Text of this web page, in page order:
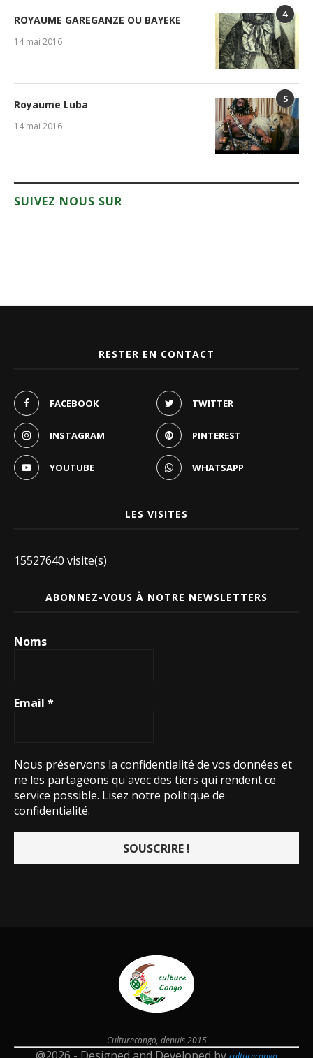
4
ROYAUME GAREGANZE OU BAYEKE
14 mai 2016
5
Royaume Luba
14 mai 2016
SUIVEZ NOUS SUR
RESTER EN CONTACT
FACEBOOK TWITTER
INSTAGRAM PINTEREST
YOUTUBE WHATSAPP
LES VISITES
15527640 visite(s)
ABONNEZ-VOUS À NOTRE NEWSLETTERS
Noms
Email *
Nous préservons la confidentialité de vos données et
ne les partageons qu'avec des tiers qui rendent ce
service possible. Lisez notre politique de
confidentialité.
Culturecongo, depuis 2015